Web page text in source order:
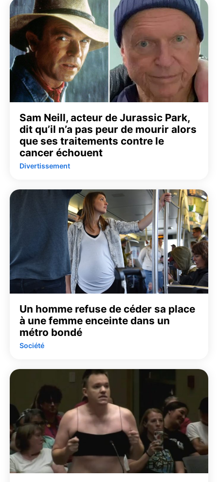
Sam Neill, acteur de Jurassic Park,
dit qu’il n’a pas peur de mourir alors
que ses traitements contre le
cancer échouent
Divertissement
Un homme refuse de céder sa place
à une femme enceinte dans un
métro bondé
Société